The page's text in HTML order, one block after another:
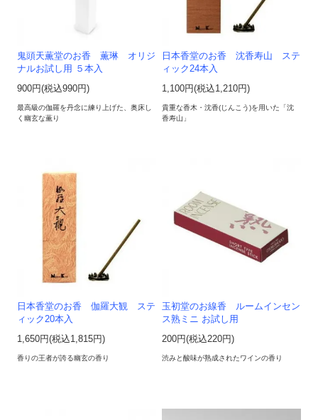
鬼頭天薫堂のお香 薫琳 オリジ
ナルお試し用 ５本入
900円(税込990円)
最高級の伽羅を丹念に練り上げた、奥床し
く幽玄な薫り
日本香堂のお香 沈香寿山 ステ
ィック24本入
1,100円(税込1,210円)
貴重な香木・沈香(じんこう)を用いた「沈
香寿山」
日本香堂のお香 伽羅大観 ステ
ィック20本入
1,650円(税込1,815円)
香りの王者が誇る幽玄の香り
玉初堂のお線香 ルームインセン
ス熟ミニ お試し用
200円(税込220円)
渋みと酸味が熟成されたワインの香り